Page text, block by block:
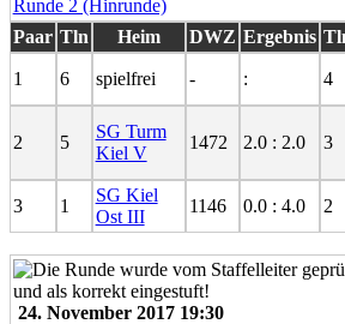
Runde 2 (Hinrunde)
Paar Tln Heim DWZ Ergebnis
1 6 spielfrei - : 4
2 5
SG Turm
Kiel V
1472 2.0 : 2.0 3
3 1
SG Kiel
Ost III
1146 0.0 : 4.0 2
24. November 2017 19:30